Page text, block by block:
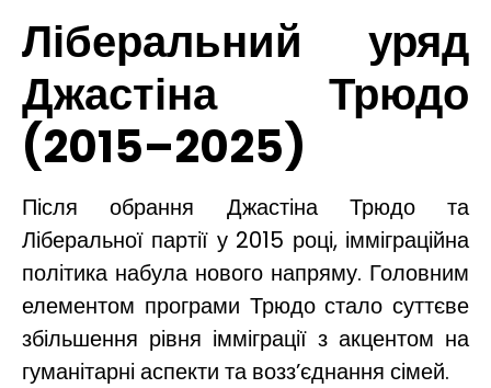
Ліберальний уряд
Джастіна Трюдо
(2015–2025)
Після обрання Джастіна Трюдо та
Ліберальної партії у 2015 році, імміграційна
політика набула нового напряму. Головним
елементом програми Трюдо стало суттєве
збільшення рівня імміграції з акцентом на
гуманітарні аспекти та возз’єднання сімей.